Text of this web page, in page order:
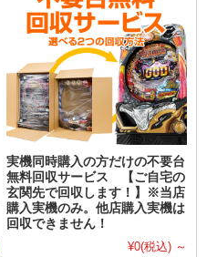
実機同時購入の方だけの不要台
無料回収サービス 【ご自宅の
玄関先で回収します！】※当店
購入実機のみ。他店購入実機は
回収できません！
¥0(税込) ～